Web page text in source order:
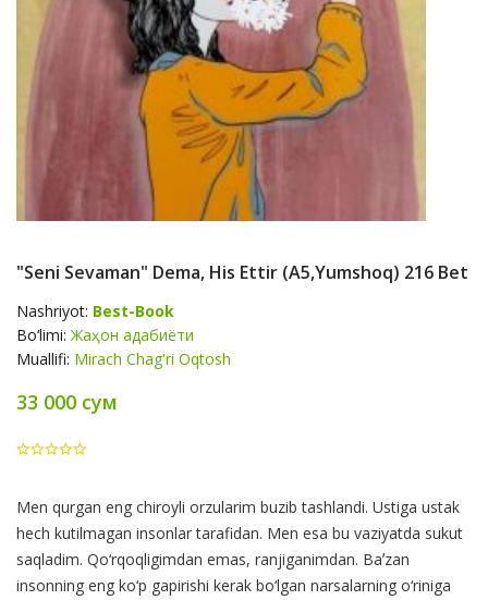
"Seni Sevaman" Dema, His Ettir (A5,yumshoq) 216 Bet
Nashriyot: Best-Book
Bo‘limi:Жаҳон адабиёти
Muallifi: Mirach Chag'ri Oqtosh
33 000 сум
Product
Summery
Men qurgan eng chiroyli orzularim buzib tashlandi. Ustiga ustak
hech kutilmagan insonlar tarafidan. Men esa bu vaziyatda sukut
saqladim. Qo‘rqoqligimdan emas, ranjiganimdan. Baʼzan
insonning eng ko‘p gapirishi kerak bo‘lgan narsalarning o‘riniga